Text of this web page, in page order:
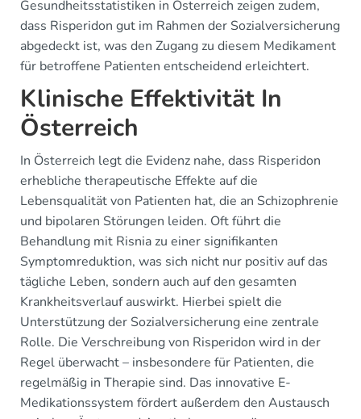
Gesundheitsstatistiken in Österreich zeigen zudem,
dass Risperidon gut im Rahmen der Sozialversicherung
abgedeckt ist, was den Zugang zu diesem Medikament
für betroffene Patienten entscheidend erleichtert.
Klinische Effektivität In
Österreich
In Österreich legt die Evidenz nahe, dass Risperidon
erhebliche therapeutische Effekte auf die
Lebensqualität von Patienten hat, die an Schizophrenie
und bipolaren Störungen leiden. Oft führt die
Behandlung mit Risnia zu einer signifikanten
Symptomreduktion, was sich nicht nur positiv auf das
tägliche Leben, sondern auch auf den gesamten
Krankheitsverlauf auswirkt. Hierbei spielt die
Unterstützung der Sozialversicherung eine zentrale
Rolle. Die Verschreibung von Risperidon wird in der
Regel überwacht – insbesondere für Patienten, die
regelmäßig in Therapie sind. Das innovative E-
Medikationssystem fördert außerdem den Austausch